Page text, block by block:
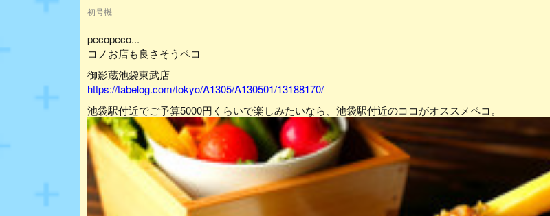
初号機
pecopeco...
コノお店も良さそうペコ
御影蔵池袋東武店
https://tabelog.com/tokyo/A1305/A130501/13188170/
池袋駅付近でご予算5000円くらいで楽しみたいなら、池袋駅付近のココがオススメペコ。